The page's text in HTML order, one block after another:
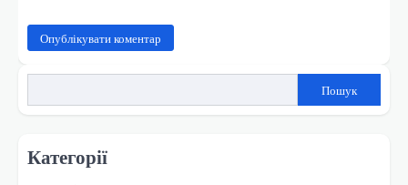
Пошук
Категорії